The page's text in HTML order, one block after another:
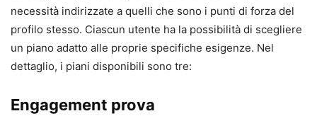
necessità indirizzate a quelli che sono i punti di forza del
profilo stesso. Ciascun utente ha la possibilità di scegliere
un piano adatto alle proprie specifiche esigenze. Nel
dettaglio, i piani disponibili sono tre:
Engagement prova